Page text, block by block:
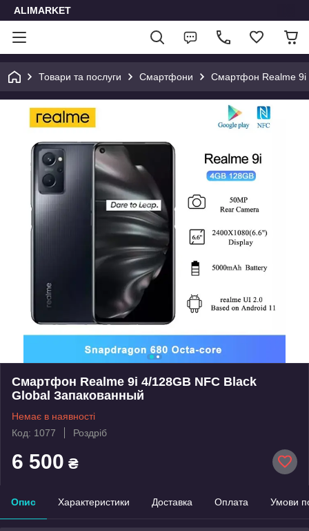
ALIMARKET
Товари та послуги Смартфони Смартфон Realme 9i
Смартфон Realme 9i 4/128GB NFC Black
Global Запакованный
Немає в наявності
Код: 1077
Роздріб
6 500 ₴
Опис Характеристики Доставка Оплата Умови